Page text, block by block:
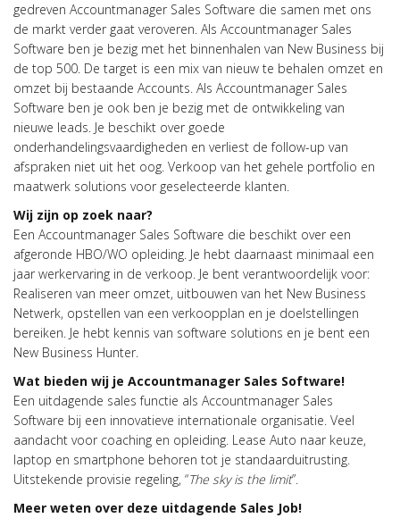
gedreven Accountmanager Sales Software die samen met ons
de markt verder gaat veroveren. Als Accountmanager Sales
Software ben je bezig met het binnenhalen van New Business bij
de top 500. De target is een mix van nieuw te behalen omzet en
omzet bij bestaande Accounts. Als Accountmanager Sales
Software ben je ook ben je bezig met de ontwikkeling van
nieuwe leads. Je beschikt over goede
onderhandelingsvaardigheden en verliest de follow-up van
afspraken niet uit het oog. Verkoop van het gehele portfolio en
maatwerk solutions voor geselecteerde klanten.
Wij zijn op zoek naar?
Een Accountmanager Sales Software die beschikt over een
afgeronde HBO/WO opleiding. Je hebt daarnaast minimaal een
jaar werkervaring in de verkoop. Je bent verantwoordelijk voor:
Realiseren van meer omzet, uitbouwen van het New Business
Netwerk, opstellen van een verkoopplan en je doelstellingen
bereiken. Je hebt kennis van software solutions en je bent een
New Business Hunter.
Wat bieden wij je Accountmanager Sales Software!
Een uitdagende sales functie als Accountmanager Sales
Software bij een innovatieve internationale organisatie. Veel
aandacht voor coaching en opleiding. Lease Auto naar keuze,
laptop en smartphone behoren tot je standaarduitrusting.
Uitstekende provisie regeling, “The sky is the limit”.
Meer weten over deze uitdagende Sales Job!